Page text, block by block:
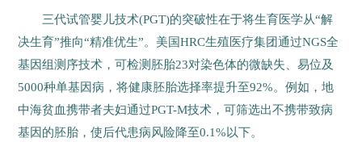
三代试管婴儿技术(PGT)的突破性在于将生育医学从“解
决生育”推向“精准优生”。美国HRC生殖医疗集团通过NGS全
基因组测序技术，可检测胚胎23对染色体的微缺失、易位及
5000种单基因病，将健康胚胎选择率提升至92%。例如，地
中海贫血携带者夫妇通过PGT-M技术，可筛选出不携带致病
基因的胚胎，使后代患病风险降至0.1%以下。